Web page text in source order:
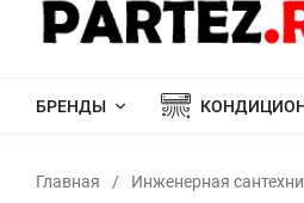
БРЕНДЫ
Главная / Инженерная